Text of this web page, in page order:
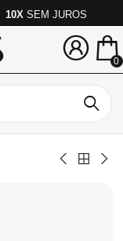
10X SEM JUROS
0